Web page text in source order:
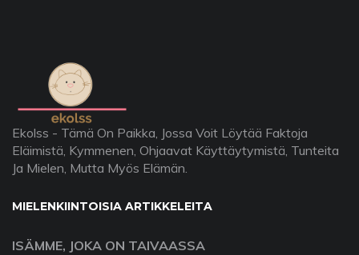
Ekolss - Tämä On Paikka, Jossa Voit Löytää Faktoja
Eläimistä, Kymmenen, Ohjaavat Käyttäytymistä, Tunteita
Ja Mielen, Mutta Myös Elämän.
MIELENKIINTOISIA ARTIKKELEITA
ISÄMME, JOKA ON TAIVAASSA